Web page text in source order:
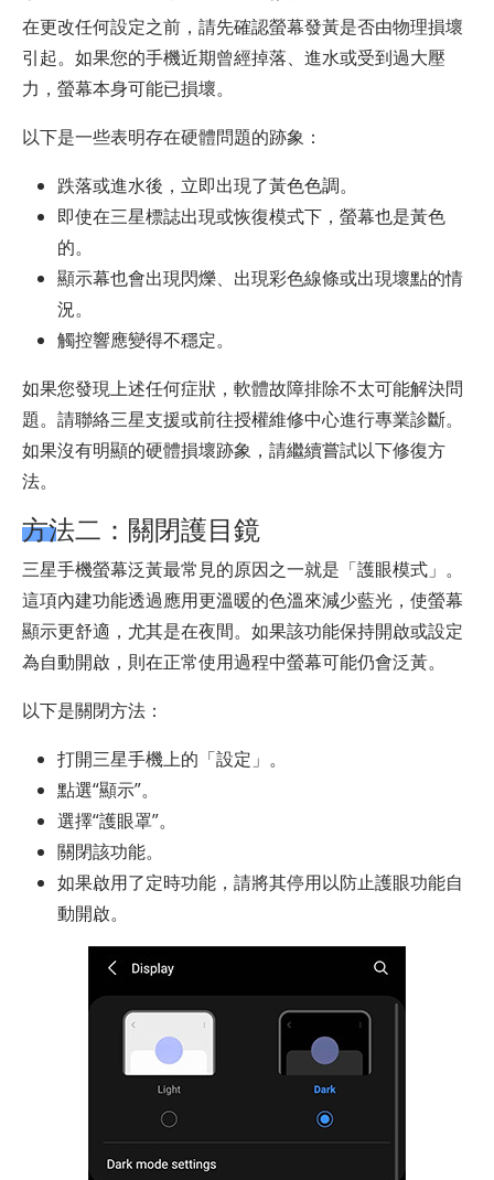
在更改任何設定之前，請先確認螢幕發黃是否由物理損壞
引起。如果您的手機近期曾經掉落、進水或受到過大壓
力，螢幕本身可能已損壞。
以下是一些表明存在硬體問題的跡象：
跌落或進水後，立即出現了黃色色調。
即使在三星標誌出現或恢復模式下，螢幕也是黃色
的。
顯示幕也會出現閃爍、出現彩色線條或出現壞點的情
況。
觸控響應變得不穩定。
如果您發現上述任何症狀，軟體故障排除不太可能解決問
題。請聯絡三星支援或前往授權維修中心進行專業診斷。
如果沒有明顯的硬體損壞跡象，請繼續嘗試以下修復方
法。
方法二：關閉護目鏡
三星手機螢幕泛黃最常見的原因之一就是「護眼模式」。
這項內建功能透過應用更溫暖的色溫來減少藍光，使螢幕
顯示更舒適，尤其是在夜間。如果該功能保持開啟或設定
為自動開啟，則在正常使用過程中螢幕可能仍會泛黃。
以下是關閉方法：
打開三星手機上的「設定」。
點選“顯示”。
選擇“護眼罩”。
關閉該功能。
如果啟用了定時功能，請將其停用以防止護眼功能自
動開啟。